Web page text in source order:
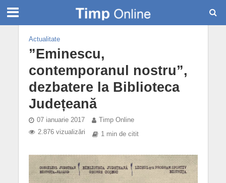
Actualitate
”Eminescu,
contemporanul nostru”,
dezbatere la Biblioteca
Județeană
07 ianuarie 2017
Timp Online
2.876 vizualizări
1 min de citit